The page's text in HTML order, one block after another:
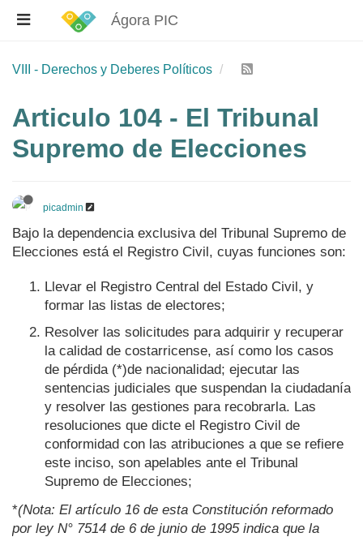
Ágora PIC
VIII - Derechos y Deberes Políticos
Articulo 104 - El Tribunal
Supremo de Elecciones
picadmin
Bajo la dependencia exclusiva del Tribunal Supremo de
Elecciones está el Registro Civil, cuyas funciones son:
Llevar el Registro Central del Estado Civil, y
formar las listas de electores;
Resolver las solicitudes para adquirir y recuperar
la calidad de costarricense, así como los casos
de pérdida (*)de nacionalidad; ejecutar las
sentencias judiciales que suspendan la ciudadanía
y resolver las gestiones para recobrarla. Las
resoluciones que dicte el Registro Civil de
conformidad con las atribuciones a que se refiere
este inciso, son apelables ante el Tribunal
Supremo de Elecciones;
*(Nota: El artículo 16 de esta Constitución reformado
por ley N° 7514 de 6 de junio de 1995 indica que la